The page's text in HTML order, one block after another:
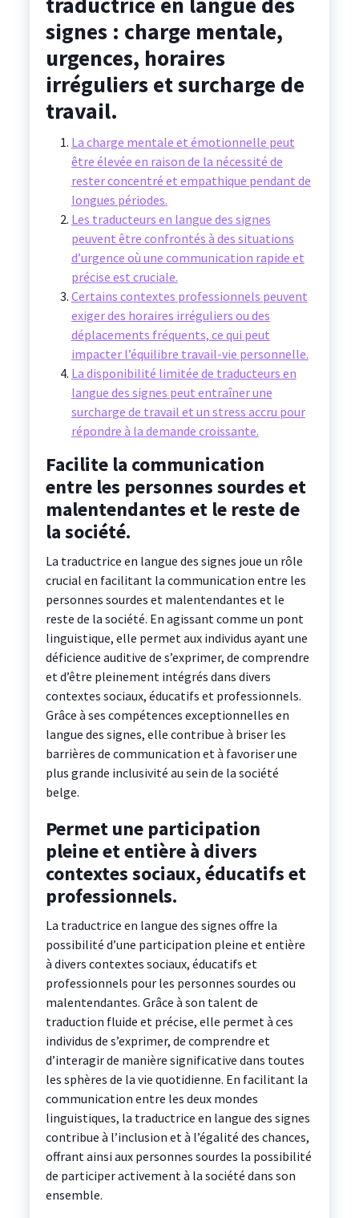
signes : charge mentale,
urgences, horaires
irréguliers et surcharge de
travail.
La charge mentale et émotionnelle peut
être élevée en raison de la nécessité de
rester concentré et empathique pendant de
longues périodes.
Les traducteurs en langue des signes
peuvent être confrontés à des situations
d’urgence où une communication rapide et
précise est cruciale.
Certains contextes professionnels peuvent
exiger des horaires irréguliers ou des
déplacements fréquents, ce qui peut
impacter l’équilibre travail-vie personnelle.
La disponibilité limitée de traducteurs en
langue des signes peut entraîner une
surcharge de travail et un stress accru pour
répondre à la demande croissante.
Facilite la communication
entre les personnes sourdes et
malentendantes et le reste de
la société.
La traductrice en langue des signes joue un rôle
crucial en facilitant la communication entre les
personnes sourdes et malentendantes et le
reste de la société. En agissant comme un pont
linguistique, elle permet aux individus ayant une
déficience auditive de s’exprimer, de comprendre
et d’être pleinement intégrés dans divers
contextes sociaux, éducatifs et professionnels.
Grâce à ses compétences exceptionnelles en
langue des signes, elle contribue à briser les
barrières de communication et à favoriser une
plus grande inclusivité au sein de la société
belge.
Permet une participation
pleine et entière à divers
contextes sociaux, éducatifs et
professionnels.
La traductrice en langue des signes offre la
possibilité d’une participation pleine et entière
à divers contextes sociaux, éducatifs et
professionnels pour les personnes sourdes ou
malentendantes. Grâce à son talent de
traduction fluide et précise, elle permet à ces
individus de s’exprimer, de comprendre et
d’interagir de manière significative dans toutes
les sphères de la vie quotidienne. En facilitant la
communication entre les deux mondes
linguistiques, la traductrice en langue des signes
contribue à l’inclusion et à l’égalité des chances,
offrant ainsi aux personnes sourdes la possibilité
de participer activement à la société dans son
ensemble.